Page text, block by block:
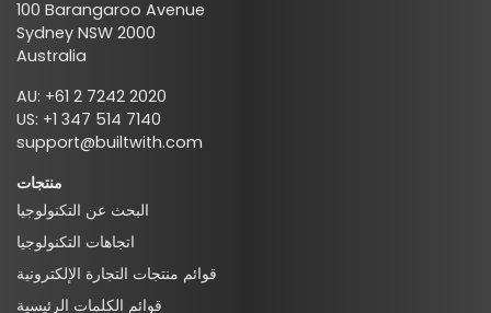
100 Barangaroo Avenue
Sydney NSW 2000
Australia
AU: +61 2 7242 2020
US: +1 347 514 7140
support@builtwith.com
منتجات
البحث عن التكنولوجيا
اتجاهات التكنولوجيا
قوائم منتجات التجارة الإلكترونية
قوائم الكلمات الرئيسية